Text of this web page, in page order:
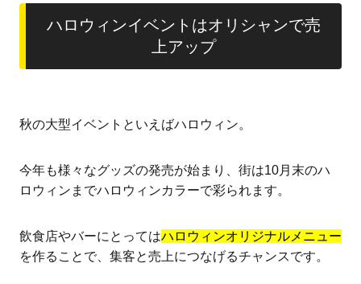
ハロウィンイベントはオリシャンで売
上アップ
秋の大型イベントといえばハロウィン。
今年も様々なグッズの発売が始まり、街は10月末のハ
ロウィンまでハロウィンカラーで彩られます。
飲食店やバーにとってはハロウィンオリジナルメニュー
を作ることで、集客と売上につなげるチャンスです。